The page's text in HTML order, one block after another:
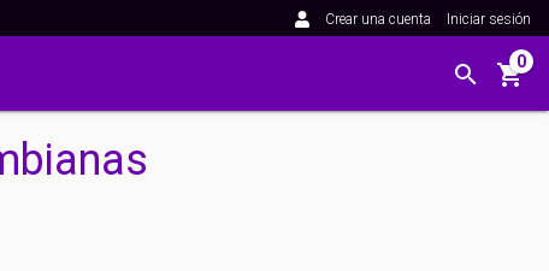
Crear una cuenta Iniciar sesión
0